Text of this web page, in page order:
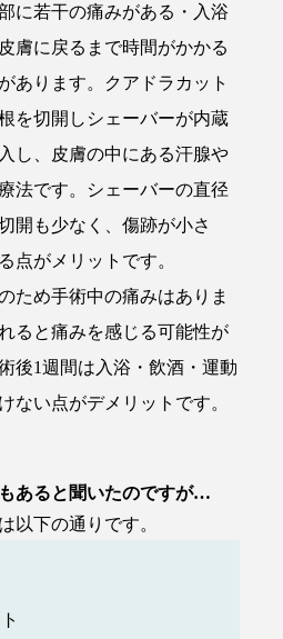
に若干の痛みがある・入浴
膚に戻るまで時間がかかる
あります。クアドラカット
を切開しシェーバーが内蔵
し、皮膚の中にある汗腺や
法です。シェーバーの直径
開も少なく、傷跡が小さ
点がメリットです。
ため手術中の痛みはありま
ると痛みを感じる可能性が
後1週間は入浴・飲酒・運動
ない点がデメリットです。
あると聞いたのですが…
以下の通りです。